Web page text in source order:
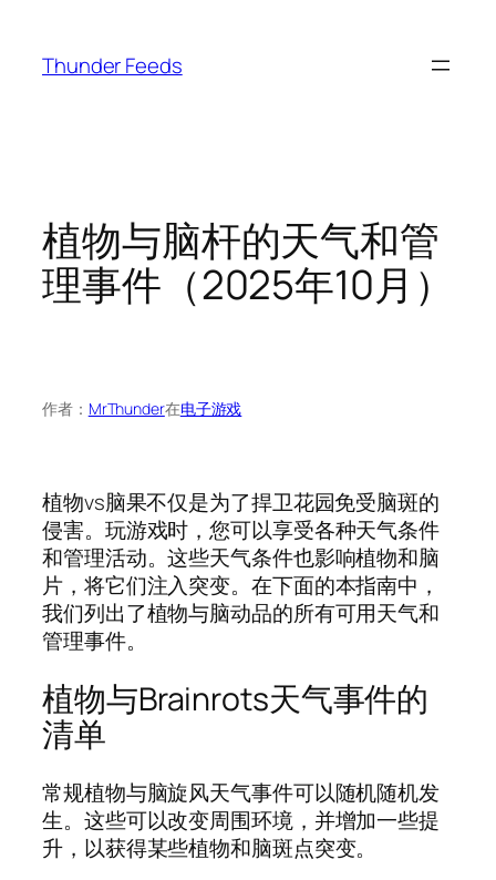
Thunder Feeds
植物与脑杆的天气和管
理事件（2025年10月）
作者： MrThunder在电子游戏
植物vs脑果不仅是为了捍卫花园免受脑斑的
侵害。玩游戏时，您可以享受各种天气条件
和管理活动。这些天气条件也影响植物和脑
片，将它们注入突变。在下面的本指南中，
我们列出了植物与脑动品的所有可用天气和
管理事件。
植物与Brainrots天气事件的
清单
常规植物与脑旋风天气事件可以随机随机发
生。这些可以改变周围环境，并增加一些提
升，以获得某些植物和脑斑点突变。